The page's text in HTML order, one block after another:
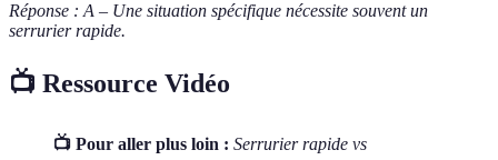
Réponse : A – Une situation spécifique nécessite souvent un
serrurier rapide.
📺 Ressource Vidéo
📺 Pour aller plus loin : Serrurier rapide vs